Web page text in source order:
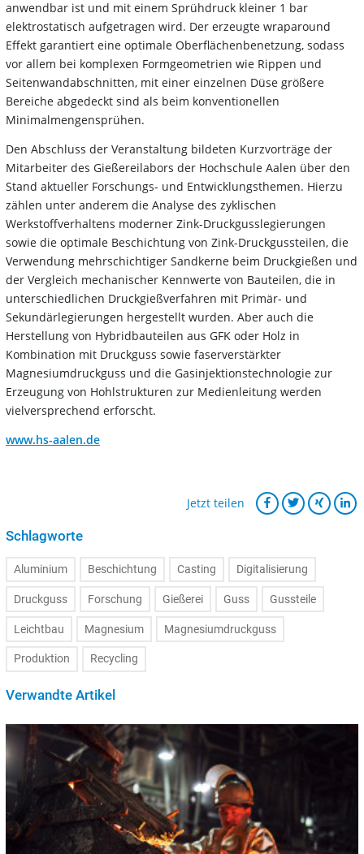
anwendbar ist und mit einem Sprühdruck kleiner 1 bar
elektrostatisch aufgetragen wird. Der erzeugte wraparound
Effekt garantiert eine optimale Oberflächenbenetzung, sodass
vor allem bei komplexen Formgeometrien wie Rippen und
Seitenwandabschnitten, mit einer einzelnen Düse größere
Bereiche abgedeckt sind als beim konventionellen
Minimalmengensprühen.
Den Abschluss der Veranstaltung bildeten Kurzvorträge der
Mitarbeiter des Gießereilabors der Hochschule Aalen über den
Stand aktueller Forschungs- und Entwicklungsthemen. Hierzu
zählen unter anderem die Analyse des zyklischen
Werkstoffverhaltens moderner Zink-Druckgusslegierungen
sowie die optimale Beschichtung von Zink-Druckgussteilen, die
Verwendung mehrschichtiger Sandkerne beim Druckgießen und
der Vergleich mechanischer Kennwerte von Bauteilen, die in
unterschiedlichen Druckgießverfahren mit Primär- und
Sekundärlegierungen hergestellt wurden. Aber auch die
Herstellung von Hybridbauteilen aus GFK oder Holz in
Kombination mit Druckguss sowie faserverstärkter
Magnesiumdruckguss und die Gasinjektionstechnologie zur
Erzeugung von Hohlstrukturen zur Medienleitung werden
vielversprechend erforscht.
www.hs-aalen.de
Jetzt teilen
Schlagworte
Aluminium Beschichtung Casting Digitalisierung
Druckguss Forschung Gießerei Guss Gussteile
Leichtbau Magnesium Magnesiumdruckguss
Produktion Recycling
Verwandte Artikel